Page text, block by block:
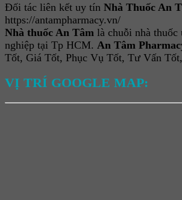
Đối tác liên kết uy tín Nhà Thuốc An
https://antampharmacy.vn/
Nhà thuốc An Tâm là chuỗi nhà thuốc
nghiệp tại Tp HCM. An Tâm
Tốt, Giá Tốt, Phục Vụ Tốt, Tư Vấn
VỊ TRÍ GOOGLE MAP: